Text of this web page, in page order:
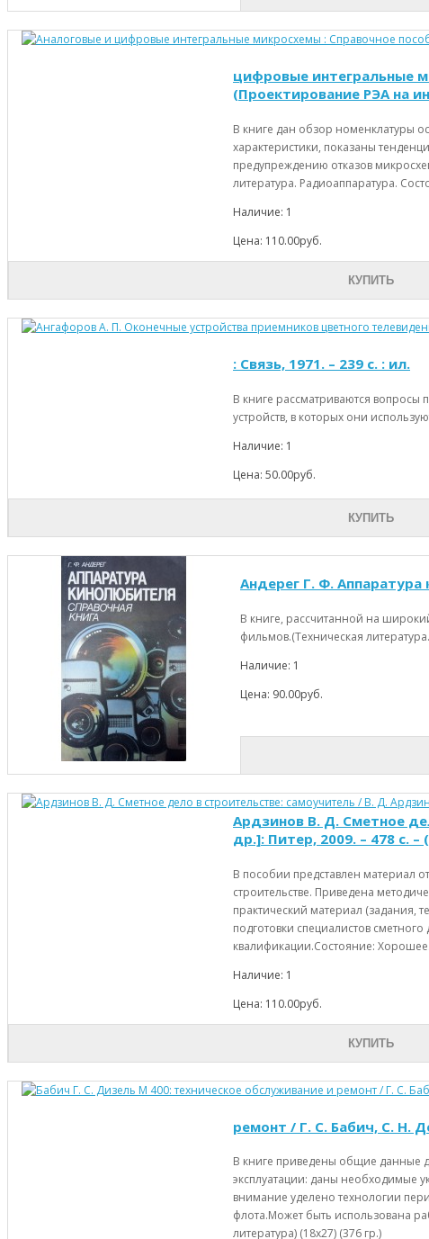
цифровые интегральные
(Проектирование РЭА на
В книге дан обзор номенклатуры
характеристики, показаны
предупреждению отказов
литература. Радиоаппаратура.
Наличие: 1
Цена: 110.00руб.
КУПИТЬ
: Связь, 1971. – 239 с. : ил.
В книге рассматриваются вопросы
устройств, в которых они
Наличие: 1
Цена: 50.00руб.
КУПИТЬ
Андерег Г. Ф. Аппаратура
В книге, рассчитанной на
фильмов.(Техническая
Наличие: 1
Цена: 90.00руб.
Ардзинов В. Д. Сметное
др.]: Питер, 2009. – 478 с.
В пособии представлен материал
строительстве. Приведена
практический материал (задания,
подготовки специалистов
квалификации.Состояние:
Наличие: 1
Цена: 110.00руб.
КУПИТЬ
ремонт / Г. С. Бабич, С. Н.
В книге приведены общие данные
эксплуатации: даны необходимые
внимание уделено технологии
флота.Может быть использована
литература) (18х27) (376 гр.)